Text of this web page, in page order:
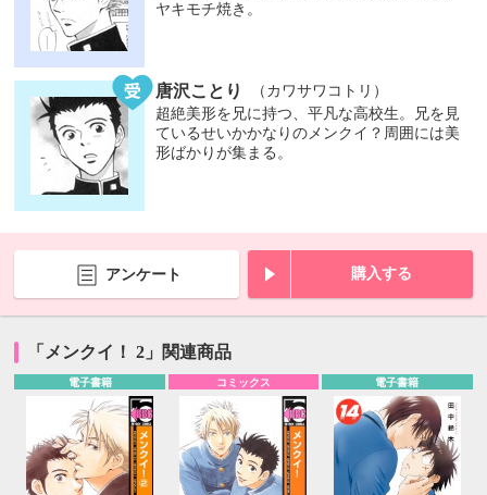
ヤキモチ焼き。
唐沢ことり
（カワサワコトリ）
超絶美形を兄に持つ、平凡な高校生。兄を見
ているせいかかなりのメンクイ？周囲には美
形ばかりが集まる。
アンケート 購入する
「メンクイ！ 2」関連商品
電子書籍 コミックス 電子書籍